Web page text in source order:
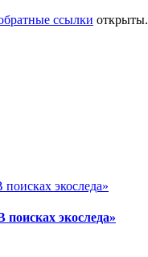
ссылки открыты.
поисках экоследа»